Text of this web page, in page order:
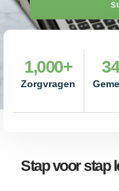
Zorgvragen
1,000+
Stap voor stap